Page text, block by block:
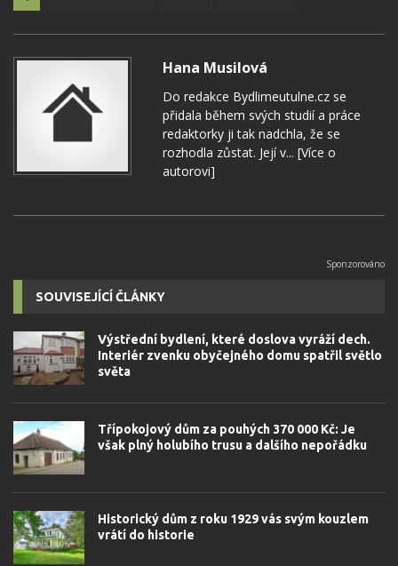
Hana Musilová
Do redakce Bydlimeutulne.cz se
přidala během svých studií a práce
redaktorky ji tak nadchla, že se
rozhodla zůstat. Její v... [Více o
autorovi]
SOUVISEJÍCÍ ČLÁNKY
Výstřední bydlení, které doslova vyráží dech.
Interiér zvenku obyčejného domu spatřil světlo
světa
Třípokojový dům za pouhých 370 000 Kč: Je
však plný holubího trusu a dalšího nepořádku
Historický dům z roku 1929 vás svým kouzlem
vrátí do historie